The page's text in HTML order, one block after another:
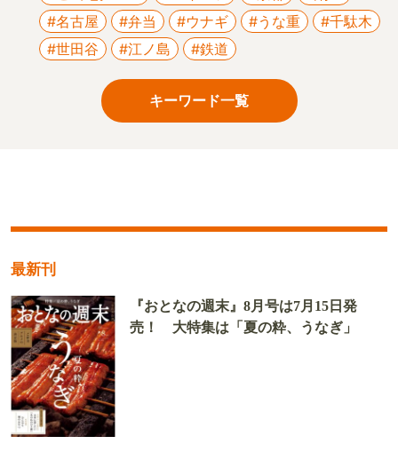
#名古屋
#弁当 #ウナギ #うな重
#千駄木
#世田谷
#江ノ島 #鉄道
キーワード一覧
最新刊
『おとなの週末』8月号は7月15日発
売！ 大特集は「夏の粋、うなぎ」